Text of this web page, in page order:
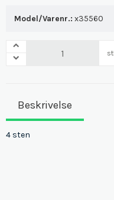
Model/Varenr.: x35560
Beskrivelse
4 sten